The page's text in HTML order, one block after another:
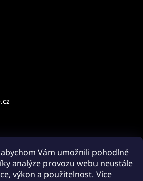
Vám umožnili pohodlné
analýze provozu webu neustále
výkon a použitelnost. Více
platby